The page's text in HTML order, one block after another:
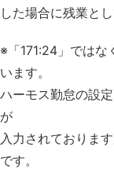
した場合に残業と
※「171:24」ではな
います。
ハーモス勤怠の設
が
入力されておりま
です。